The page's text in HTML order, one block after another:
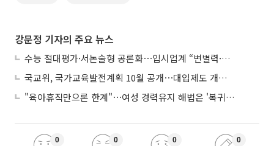
강문정 기자의 주요 뉴스
수능 절대평가·서논술형 공론화⋯입시업계 “변별력·사교육 대책 먼저”
국교위, 국가교육발전계획 10월 공개⋯대입제도 개편 공론화 추진
"육아휴직만으론 한계"⋯여성 경력유지 해법은 '복귀 후 유연근무’
0 0 0 0